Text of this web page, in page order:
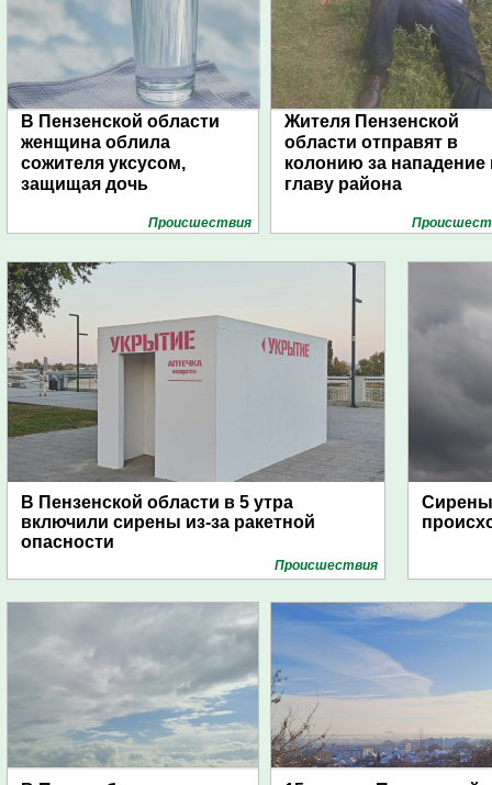
В Пензенской области
женщина облила
сожителя уксусом,
защищая дочь
Проиcшествия
Жителя Пензенской
области отправят в
колонию за нападение
главу района
В Пензенской области в 5 утра
включили сирены из-за ракетной
опасности
Проиcшествия
Сирены